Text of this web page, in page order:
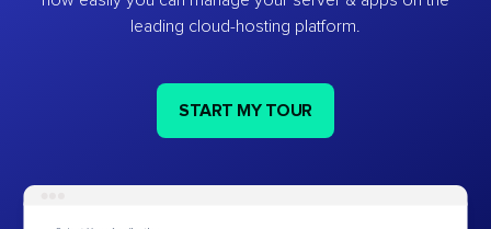
leading cloud-hosting platform.
START MY TOUR